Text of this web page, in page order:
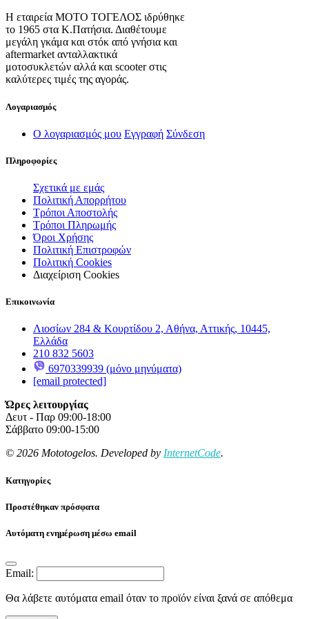
Η εταιρεία ΜΟΤΟ ΤΟΓΕΛΟΣ ιδρύθηκε
το 1965 στα Κ.Πατήσια. Διαθέτουμε
μεγάλη γκάμα και στόκ από γνήσια και
aftermarket ανταλλακτικά
μοτοσυκλετών αλλά και scooter στις
καλύτερες τιμές της αγοράς.
Λογαριασμός
Ο λογαριασμός μου Εγγραφή Σύνδεση
Πληροφορίες
Σχετικά με εμάς
Πολιτική Απορρήτου
Τρόποι Αποστολής
Τρόποι Πληρωμής
Όροι Χρήσης
Πολιτική Επιστροφών
Πολιτική Cookies
Διαχείριση Cookies
Επικοινωνία
Λιοσίων 284 & Κουρτίδου 2, Αθήνα, Αττικής, 10445,
Ελλάδα
210 832 5603
6970339939 (μόνο μηνύματα)
[email protected]
Ώρες λειτουργίας
Δευτ - Παρ 09:00-18:00
Σάββατο 09:00-15:00
© 2026 Mototogelos. Developed by InternetCode.
Κατηγορίες
Προστέθηκαν πρόσφατα
Αυτόματη ενημέρωση μέσω email
Email:
Θα λάβετε αυτόματα email όταν το προϊόν είναι ξανά σε απόθεμα